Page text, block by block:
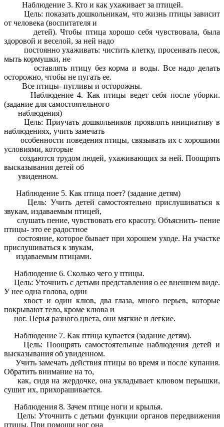
Наблюдение 3. Кто и как ухаживает за птицей.
Цель: показать дошкольникам, что жизнь птицы зависит
от человека (воспитателя и
детей). Чтобы птица хорошо себя чувствовала, была
здоровой и веселой, за ней надо
постоянно ухаживать: чистить клетку, просеивать песок,
мыть кормушки, не
оставлять птицу без корма и воды. Все надо делать
осторожно, чтобы не пугать ее.
Все птицы- пугливы и осторожны.
Наблюдение 4. Как птицы ведет себя после уборки.
(задание для самостоятельного
наблюдения)
Цель: Приучать дошкольников проявлять инициативу в
наблюдениях, учить замечать
особенности поведения птицы, связывать их с хорошими
условиями, которые
создаются трудом людей, ухаживающих за ней. Поощрять
высказывания детей об
увиденном.
Наблюдение 5. Как птица поет? (задание детям)
Цель: Учить детей самостоятельно прислушиваться к
звукам, издаваемым птицей,
слушать пение, чувствовать его красоту. Объяснить- пение
птицы- это ее радостное
состояние, которое бывает при хорошем уходе. На участке
прислушиваться к звукам,
издаваемым птицами.
Наблюдение 6. Сколько чего у птицы.
Цель: Уточнить с детьми представления о ее внешнем виде.
У нее одна голова, один
хвост и один клюв, два глаза, много перьев, которые
покрывают тело, кроме клюва и
ног. Перья разного цвета, они мягкие и легкие.
Наблюдение 7. Как птица купается (задание детям).
Цель: Поощрять самостоятельные наблюдения детей и
высказывания об увиденном.
Учить замечать действия птицы во время и после купания.
Обратить внимание на то,
как, сидя на жердочке, она укладывает клювом перышки,
сушит их, прихорашивается.
Наблюдения 8. Зачем птице ноги и крылья.
Цель: Уточнить с детьми функции органов передвижения
птицы. При помощи ног она